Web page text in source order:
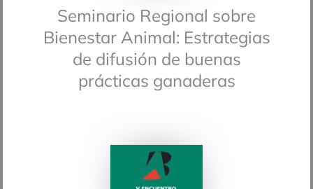
Seminario Regional sobre
Bienestar Animal: Estrategias
de difusión de buenas
prácticas ganaderas